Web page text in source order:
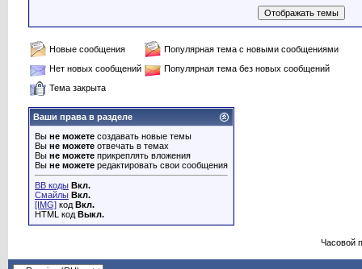
Новые сообщения
Популярная тема с новыми сообщениями
Нет новых сообщений
Популярная тема без новых сообщений
Тема закрыта
Ваши права в разделе
Вы не можете создавать новые темы
Вы не можете отвечать в темах
Вы не можете прикреплять вложения
Вы не можете редактировать свои сообщения
BB коды Вкл.
Смайлы Вкл.
[IMG] код Вкл.
HTML код Выкл.
Часовой